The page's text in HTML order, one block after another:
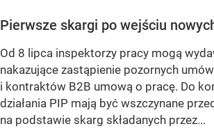
Pierwsze skargi po wejściu
Od 8 lipca inspektorzy pracy mogą
nakazujące zastąpienie pozornych
i kontraktów B2B umową o pracę. Do
działania PIP mają być wszczynane
na podstawie skarg składanych przez...